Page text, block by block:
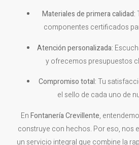
Materiales de primera calidad:
componentes certificados
Atención personalizada:
y ofrecemos presupuestos
Compromiso total:Tu
el sello de cada uno de
EnFontanería Crevillente,
construye con hechos. Por eso, nos
un servicio integral que combine la